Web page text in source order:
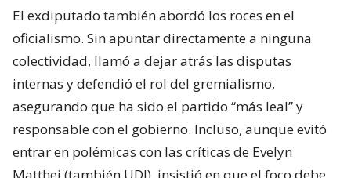
El exdiputado también abordó los roces en el
oficialismo. Sin apuntar directamente a ninguna
colectividad, llamó a dejar atrás las disputas
internas y defendió el rol del gremialismo,
asegurando que ha sido el partido “más leal” y
responsable con el gobierno. Incluso, aunque evitó
entrar en polémicas con las críticas de Evelyn
Matthei (también UDI), insistió en que el foco debe